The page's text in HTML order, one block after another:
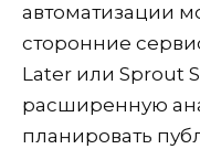
автоматизации
сторонние
Later или Sprout
расширенную
планировать